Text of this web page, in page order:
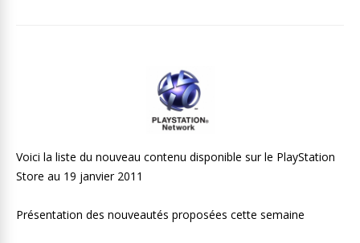
Voici la liste du nouveau contenu disponible sur le PlayStation
Store au 19 janvier 2011
Présentation des nouveautés proposées cette semaine